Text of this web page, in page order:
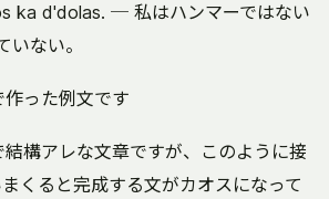
ka d'dolas. ─ 私はハンマーではない
いない。
った例文です
構アレな文章ですが、このように接
くると完成する文がカオスになって